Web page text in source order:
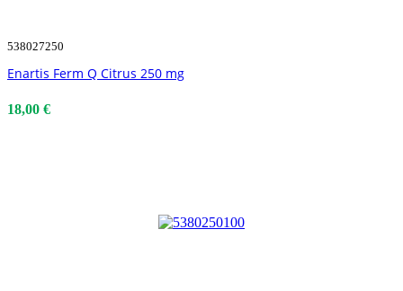
538027250
Enartis Ferm Q Citrus 250 mg
18,00 €